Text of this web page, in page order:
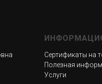
Сертификаты на
Полезная
Услуги